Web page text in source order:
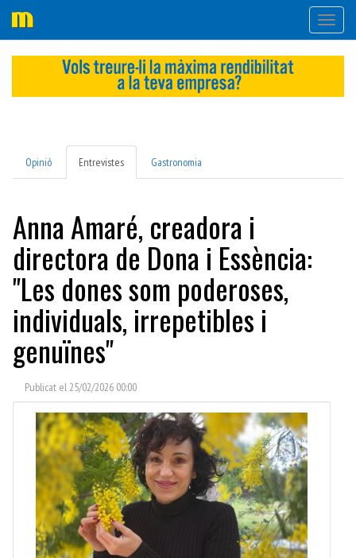
Opinió Entrevistes Gastronomia
Anna Amaré, creadora i
directora de Dona i Essència:
"Les dones som poderoses,
individuals, irrepetibles i
genuïnes"
Publicat el 25/02/2026 00:00